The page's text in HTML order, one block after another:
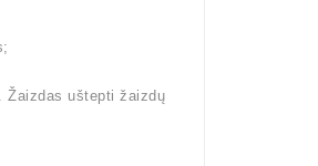
Žaizdas uštepti žaizdų